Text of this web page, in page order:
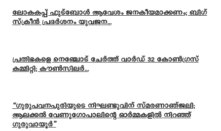
ലോകകപ്പ് ഫുട്ബോൾ ആവേശം ജനകീയമാക്കണം; ബിഗ്
സ്ക്രീൻ പ്രദർശനം യുവജന...
പ്രതിഭകളെ നെഞ്ചോട് ചേർത്ത് വാർഡ് 32 കോൺഗ്രസ്
കമ്മിറ്റി; കൗൺസിലർ...
“ഗുരുപവനപുരിയുടെ നിഘണ്ടുവിന് സ്മരണാഞ്ജലി;
ആലക്കൽ വേണുഗോപാലിന്റെ ഓർമ്മകളിൽ നിറഞ്ഞ്
ഗുരുവായൂർ”